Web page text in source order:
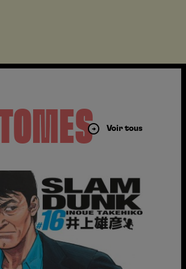
Voir tous